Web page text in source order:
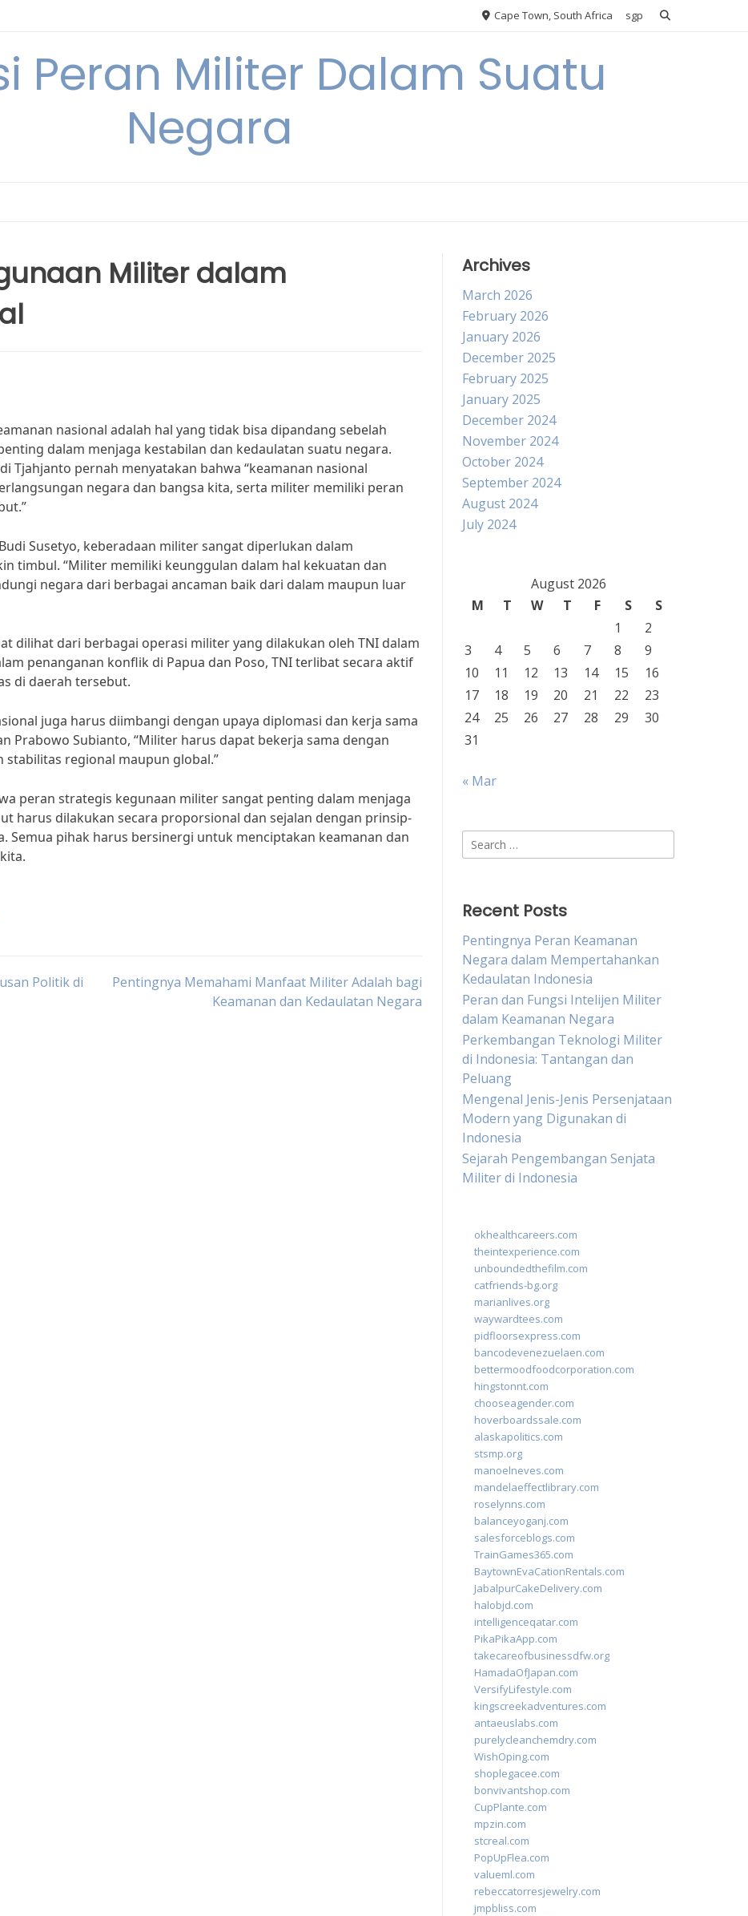
Cape Town, South Africa sgp
Peran Militer Dalam Suatu
Negara
Militer dalam
nasional adalah hal yang tidak bisa dipandang sebelah
dalam menjaga kestabilan dan kedaulatan suatu negara.
Tjahjanto pernah menyatakan bahwa “keamanan nasional
negara dan bangsa kita, serta militer memiliki peran
Susetyo, keberadaan militer sangat diperlukan dalam
timbul. “Militer memiliki keunggulan dalam hal kekuatan dan
negara dari berbagai ancaman baik dari dalam maupun luar
dilihat dari berbagai operasi militer yang dilakukan oleh TNI dalam
penanganan konflik di Papua dan Poso, TNI terlibat secara aktif
di daerah tersebut.
juga harus diimbangi dengan upaya diplomasi dan kerja sama
Prabowo Subianto, “Militer harus dapat bekerja sama dengan
stabilitas regional maupun global.”
peran strategis kegunaan militer sangat penting dalam menjaga
harus dilakukan secara proporsional dan sejalan dengan prinsip-
Semua pihak harus bersinergi untuk menciptakan keamanan dan
Politik di
Pentingnya Memahami Manfaat Militer Adalah bagi
Keamanan dan Kedaulatan Negara
Archives
March 2026
February 2026
January 2026
December 2025
February 2025
January 2025
December 2024
November 2024
October 2024
September 2024
August 2024
July 2024
August 2026
M
T W T F S
S
1
2
3
4 5 6 7 8
9
10
11 12 13 14 15
16
17
18 19 20 21 22
23
24
25 26 27 28 29
30
31
« Mar
Search
for:
Recent Posts
Pentingnya Peran Keamanan
Negara dalam Mempertahankan
Kedaulatan Indonesia
Peran dan Fungsi Intelijen Militer
dalam Keamanan Negara
Perkembangan Teknologi Militer
di Indonesia: Tantangan dan
Peluang
Mengenal Jenis-Jenis Persenjataan
Modern yang Digunakan di
Indonesia
Sejarah Pengembangan Senjata
Militer di Indonesia
okhealthcareers.com
theintexperience.com
unboundedthefilm.com
catfriends-bg.org
marianlives.org
waywardtees.com
pidfloorsexpress.com
bancodevenezuelaen.com
bettermoodfoodcorporation.com
hingstonnt.com
chooseagender.com
hoverboardssale.com
alaskapolitics.com
stsmp.org
manoelneves.com
mandelaeffectlibrary.com
roselynns.com
balanceyoganj.com
salesforceblogs.com
TrainGames365.com
BaytownEvaCationRentals.com
JabalpurCakeDelivery.com
halobjd.com
intelligenceqatar.com
PikaPikaApp.com
takecareofbusinessdfw.org
HamadaOfJapan.com
VersifyLifestyle.com
kingscreekadventures.com
antaeuslabs.com
purelycleanchemdry.com
WishOping.com
shoplegacee.com
bonvivantshop.com
CupPlante.com
mpzin.com
stcreal.com
PopUpFlea.com
valueml.com
rebeccatorresjewelry.com
jmpbliss.com